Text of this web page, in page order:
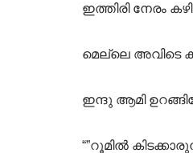
ഇത്തിരി നേരം
മെല്ലെ അവിടെ
ഇന്ദു ആമി
“”റൂമിൽ